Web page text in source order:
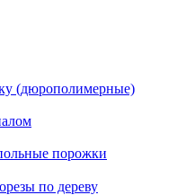
(дюрополимерные)
порожки
по дереву